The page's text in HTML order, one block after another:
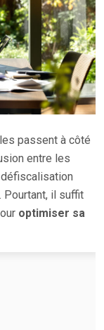
passent à côté
entre les
il suffit
optimiser sa